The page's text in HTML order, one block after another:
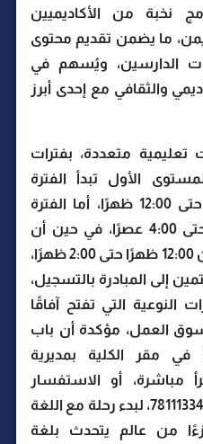
نخبة من الأكاديميين
ما يضمن تقديم محتوى
الدارسين، ويُسهم في
والثقافي مع إحدى أبرز
تعليمية متعددة، بفترات
الأول تبدأ الفترة
الصباحية من 10:00 صباحًا حتى 12:00 ظهرًا، أما الفترة
المسائية: من 2:00 ظهرًا حتى 4:00 عصرًا، في حين أن
المستويان الثاني والثالث من 12:00 ظهرًا حتى 2:00 ظهرًا،
إلى المبادرة بالتسجيل،
النوعية التي تفتح آفاقًا
العمل، مؤكدة أن باب
في مقر الكلية بمديرية
مباشرة، أو الاستفسار
والتسجيل عبر الرقم التالي 781113344، لبدء رحلة مع اللغة
من عالم يتحدث بلغة